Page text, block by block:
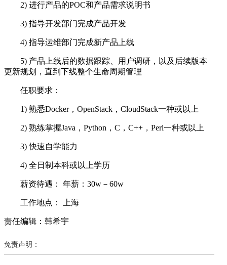
2) 进行产品的POC和产品需求说明书
3) 指导开发部门完成产品开发
4) 指导运维部门完成新产品上线
5) 产品上线后的数据跟踪、用户调研，以及后续版本
更新规划，直到下线整个生命周期管理
任职要求：
1) 熟悉Docker，OpenStack，CloudStack一种或以上
2) 熟练掌握Java，Python，C，C++，Perl一种或以上
3) 快速自学能力
4) 全日制本科或以上学历
薪资待遇： 年薪：30w－60w
工作地点： 上海
责任编辑：韩希宇
免责声明：